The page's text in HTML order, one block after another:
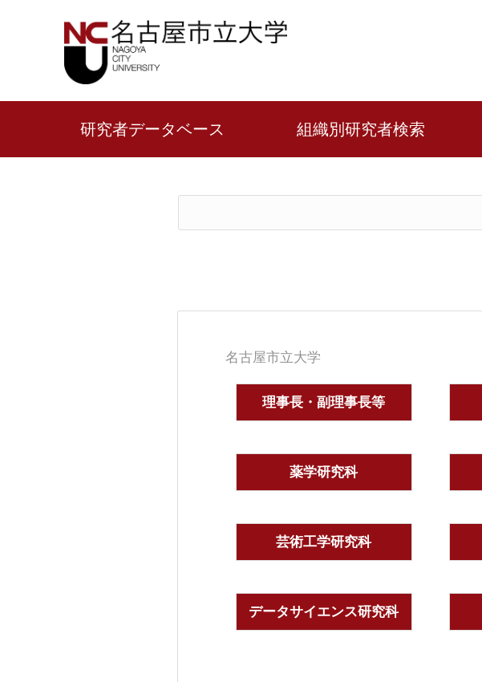
研究者データベース 組織別研究者検索
名古屋市立大学
理事長・副理事長等
薬学研究科
芸術工学研究科
データサイエンス研究科